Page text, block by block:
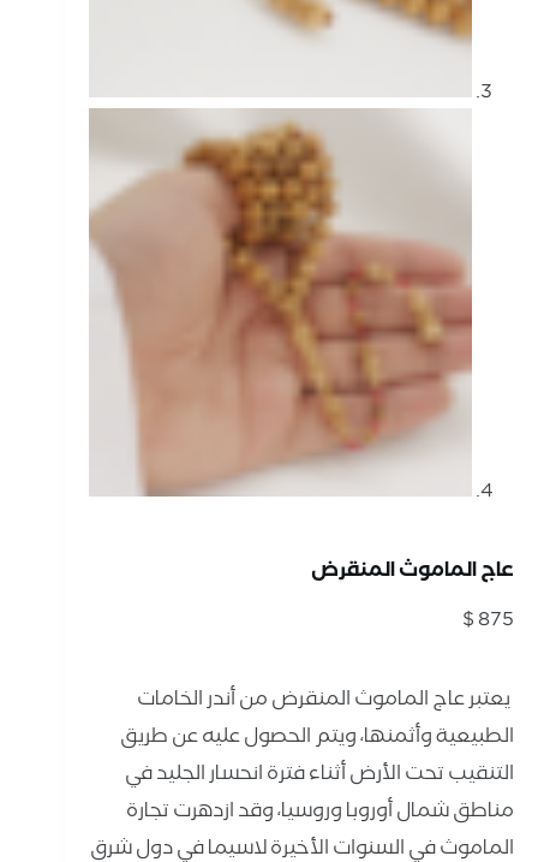
عاج الماموث المنقرض
$875
⁨ يعتبر عاج الماموث المنقرض من أندر الخامات
الطبيعية وأثمنها، ويتم الحصول عليه عن طريق
التنقيب تحت الأرض أثناء فترة انحسار الجليد في
مناطق شمال أوروبا وروسيا، وقد ازدهرت تجارة
الماموث في السنوات الأخيرة لاسيما في دول شرق